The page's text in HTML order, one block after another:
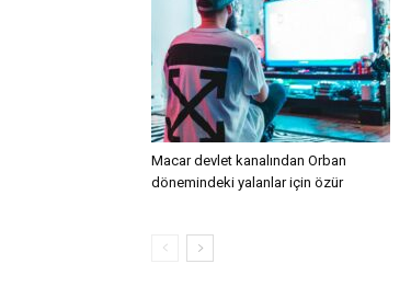
Macar devlet kanalından Orban
dönemindeki yalanlar için özür